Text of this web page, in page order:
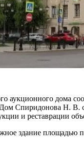
аукционного дома
Спиридонова Н. В.
и реставрации
здание площадью